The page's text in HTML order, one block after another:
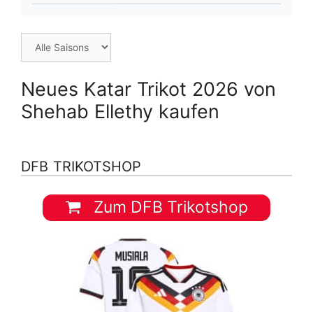
Neues Katar Trikot 2026 von
Shehab Ellethy kaufen
DFB TRIKOTSHOP
Zum DFB Trikotshop